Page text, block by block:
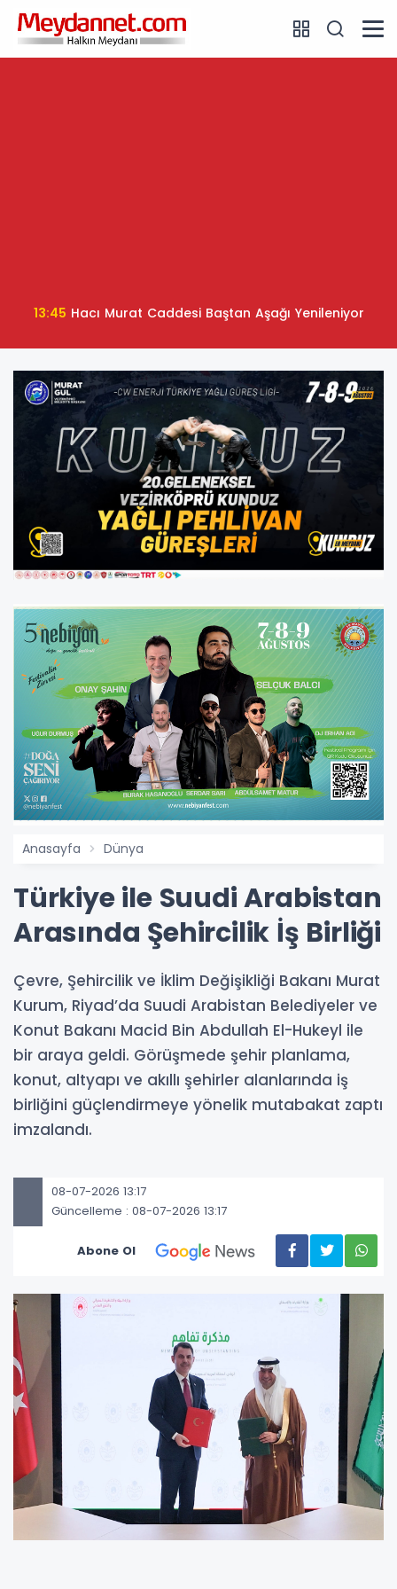
13:45 Hacı Murat Caddesi Baştan Aşağı Yenileniyor
Anasayfa Dünya
Türkiye ile Suudi Arabistan
Arasında Şehircilik İş Birliği
Çevre, Şehircilik ve İklim Değişikliği Bakanı Murat
Kurum, Riyad’da Suudi Arabistan Belediyeler ve
Konut Bakanı Macid Bin Abdullah El-Hukeyl ile
bir araya geldi. Görüşmede şehir planlama,
konut, altyapı ve akıllı şehirler alanlarında iş
birliğini güçlendirmeye yönelik mutabakat zaptı
imzalandı.
08-07-2026 13:17
Güncelleme : 08-07-2026 13:17
Abone Ol